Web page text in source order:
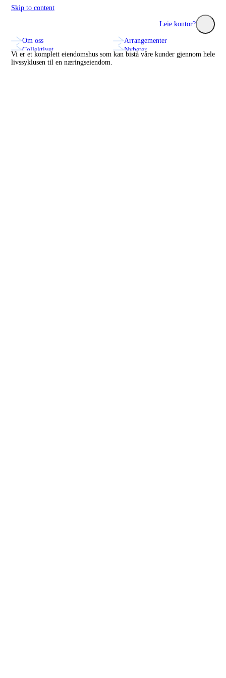
Skip to content
Leie kontor?
Utforsk seminarer, nettverk og innovasjonsprosjekter med
bransjens fremste aktører.
Om oss
Arrangementer
Collektivet
Nyheter
Annonsering og markedsplass
Kontakt oss
Vi er et komplett eiendomshus som kan bistå våre kunder gjennom hele
livssyklusen til en næringseiendom.